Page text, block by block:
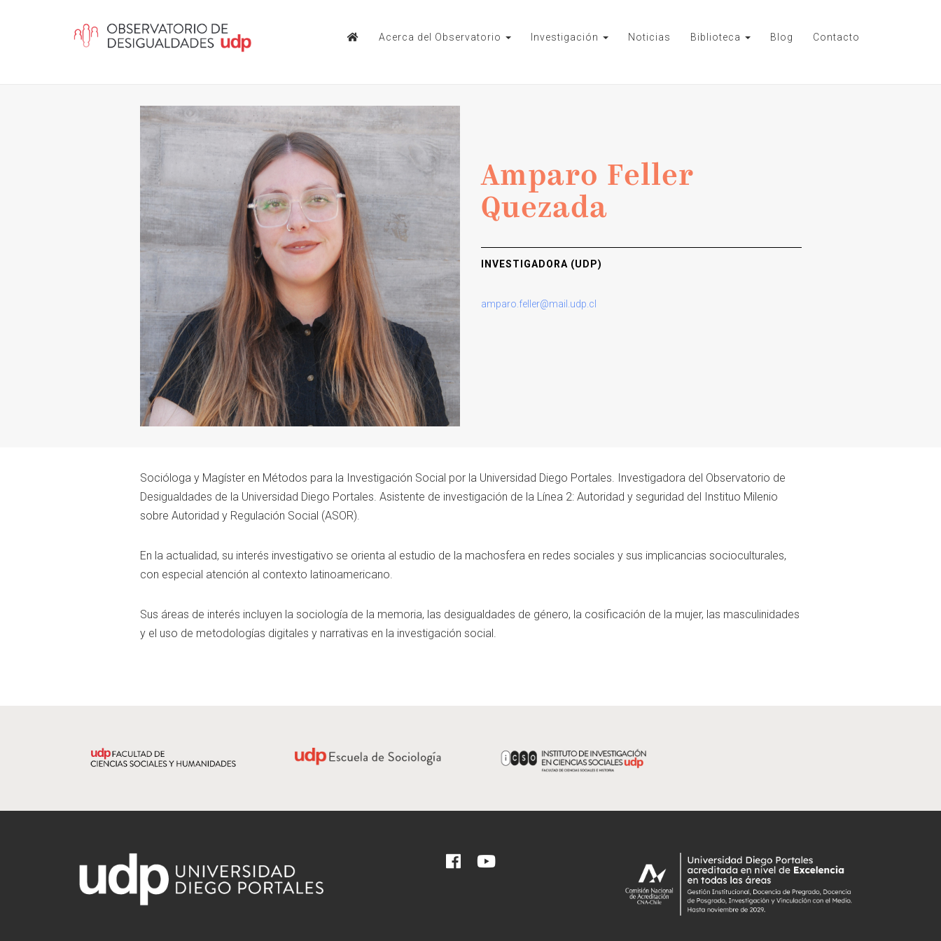
Acerca del Observatorio Investigación Noticias Biblioteca Blog Contacto
Amparo Feller
Quezada
INVESTIGADORA (UDP)
amparo.feller@mail.udp.cl
Socióloga y Magíster en Métodos para la Investigación Social por la Universidad Diego Portales. Investigadora del Observatorio de
Desigualdades de la Universidad Diego Portales. Asistente de investigación de la Línea 2: Autoridad y seguridad del Instituo Milenio
sobre Autoridad y Regulación Social (ASOR).
En la actualidad, su interés investigativo se orienta al estudio de la machosfera en redes sociales y sus implicancias socioculturales,
con especial atención al contexto latinoamericano.
Sus áreas de interés incluyen la sociología de la memoria, las desigualdades de género, la cosificación de la mujer, las masculinidades
y el uso de metodologías digitales y narrativas en la investigación social.